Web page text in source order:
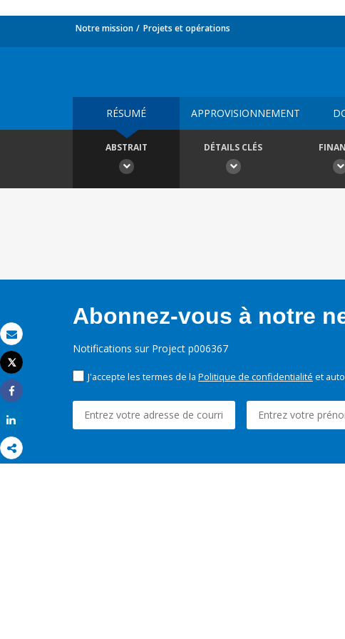
Email
Imprimer
Tweet
Share
Notre mission Projets et opérations
RÉSUMÉ APPROVISIONNEMENT
ABSTRAIT DÉTAILS CLÉS
Abonnez-vous à notre
Notifications sur Project p006367
J'accepte les termes de la Politique de confidentialité et